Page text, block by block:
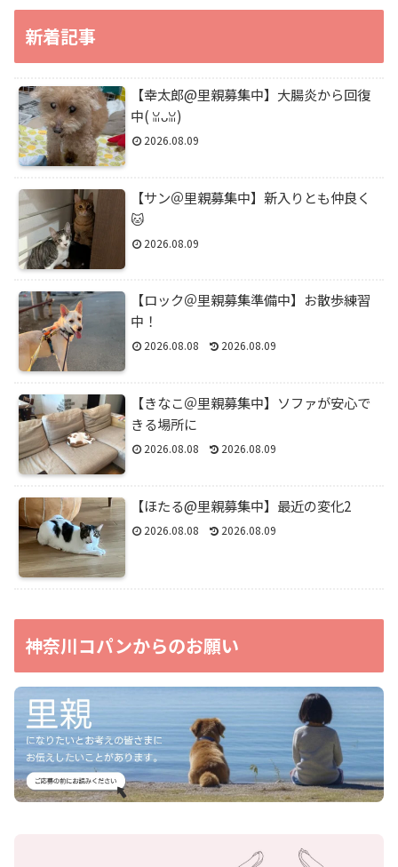
新着記事
【幸太郎@里親募集中】大腸炎から回復
中(⁠ ⁠ꈍ⁠ᴗ⁠ꈍ⁠)
2026.08.09
【サン＠里親募集中】新入りとも仲良く
🐱
2026.08.09
【ロック＠里親募集準備中】お散歩練習
中！
2026.08.08 2026.08.09
【きなこ＠里親募集中】ソファが安心で
きる場所に
2026.08.08 2026.08.09
【ほたる@里親募集中】最近の変化2
2026.08.08 2026.08.09
神奈川コパンからのお願い